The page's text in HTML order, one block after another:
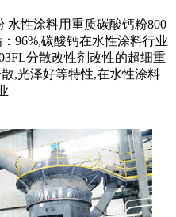
水性涂料用重质碳酸钙粉800
96%,碳酸钙在水性涂料行业
分散改性剂改性的超细重
,光泽好等特性,在水性涂料